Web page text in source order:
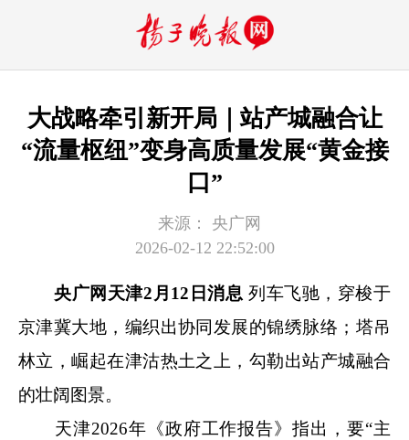
大战略牵引新开局｜站产城融合让
“流量枢纽”变身高质量发展“黄金接
口”
来源：
央广网
2026-02-12 22:52:00
央广网天津2月12日消息 列车飞驰，穿梭于
京津冀大地，编织出协同发展的锦绣脉络；塔吊
林立，崛起在津沽热土之上，勾勒出站产城融合
的壮阔图景。
天津2026年《政府工作报告》指出，要“主